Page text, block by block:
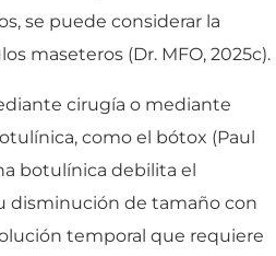
se puede considerar la
maseteros (Dr. MFO, 2025c).
cirugía o mediante
como el bótox (Paul
botulínica debilita el
disminución de tamaño con
temporal que requiere